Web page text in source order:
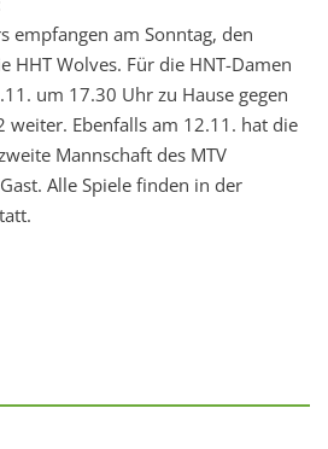
empfangen am Sonntag, den
HHT Wolves. Für die HNT-Damen
um 17.30 Uhr zu Hause gegen
weiter. Ebenfalls am 12.11. hat die
Mannschaft des MTV
Alle Spiele finden in der